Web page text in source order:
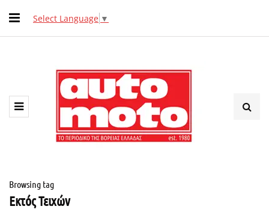
Select Language ▼
Browsing tag
Εκτός Τειχών